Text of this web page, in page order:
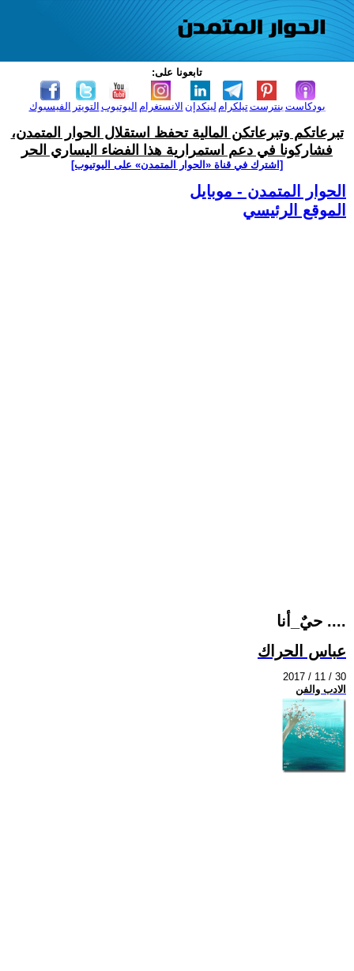
تابعونا على:
الفيسبوك التويتر اليوتيوب الانستغرام لينكدإن تيلكرامبنترست بودكاست
تبرعاتكم وتبرعاتكن المالية تحفظ استقلال الحوار المتمدن،
فشاركونا في دعم استمرارية هذا الفضاء اليساري الحر
[اشترك في قناة ‫«الحوار المتمدن» على اليوتيوب]
الحوار المتمدن - موبايل
الموقع الرئيسي
حيٌ_أنا ....
عباس الحراك
2017 / 11 / 30
الادب والفن